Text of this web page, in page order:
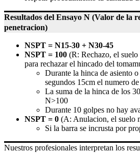
Resultados del Ensayo N (Valor de la
penetracion)
NSPT = N15-30 + N30-45
NSPT = 100 (R: Rechazo, el
para rechazar el hincado del
Durante la hinca de asiento
segundos 15cm el numero
La suma de la hinca de los
N>100
Durante 10 golpes no hay
NSPT = 0 (A: Anulacion, el suelo
Si la barra se incrusta por
Nuestros profesionales interpretan los